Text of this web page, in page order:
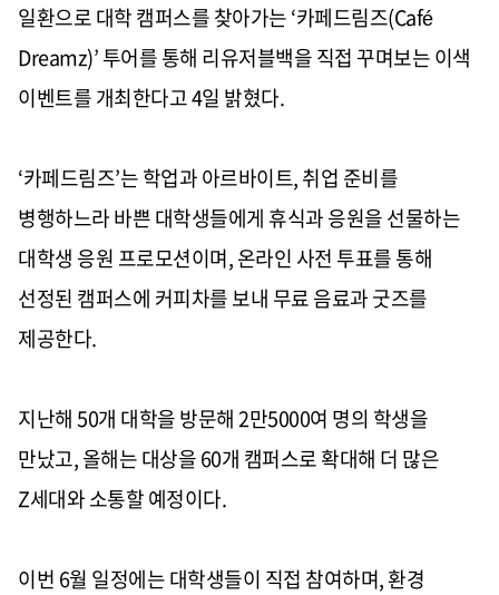
일환으로 대학 캠퍼스를 찾아가는‘카페드림즈(Café
Dreamz)’투어를 통해 리유저블백을 직접 꾸며보는 이색
이벤트를 개최한다고4일 밝혔다.
‘카페드림즈’는 학업과 아르바이트,취업 준비를
병행하느라 바쁜 대학생들에게 휴식과 응원을 선물하는
대학생 응원 프로모션이며,온라인 사전 투표를 통해
선정된 캠퍼스에 커피차를 보내 무료 음료과 굿즈를
제공한다.
지난해50개 대학을 방문해2만5000여 명의 학생을
만났고,올해는 대상을60개 캠퍼스로 확대해 더 많은
Z세대와 소통할 예정이다.
이번 6월 일정에는 대학생들이 직접 참여하며,환경